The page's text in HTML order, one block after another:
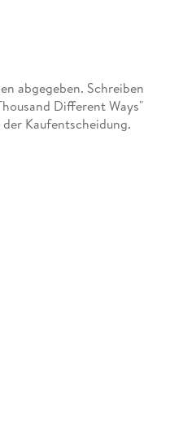
abgegeben. Schreiben
Different Ways"
Kaufentscheidung.